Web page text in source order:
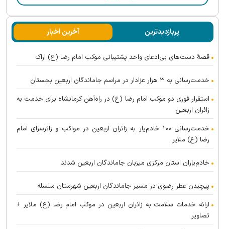
پربازدیدترین آخرین اخبار
قصهٔ دست‌های بی‌ادعای واحد پشتیبانی موکب امام رضا (ع) اراک
خدمت‌رسانی به ۳ هزار عزادار در مراسم جاماندگان اربعین بجستان
استقرار فوری دو موکب امام رضا (ع) در راه‌آهن کرمانشاه برای خدمت به
زائران اربعین
خدمت‌رسانی ۱۰۰ خادم‌یار به زائران اربعین در مواکب و زائرسرای امام
رضا (ع) ملایر
خادم‌یاران استان مرکزی میزبان جاماندگان اربعین شدند
پیچیدن عطر رضوی در مسیر جاماندگان اربعین شهرستان سلسله
ارائه خدمات سلامت به زائران اربعین در موکب امام رضا (ع) ملایر +
تصاویر